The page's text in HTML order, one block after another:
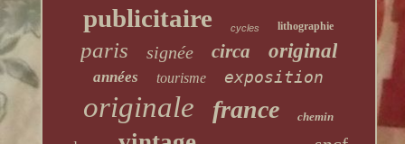
publicitaire cycles lithographie
paris signée circa original
années tourisme exposition
originale france chemin